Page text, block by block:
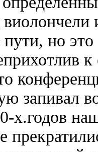
пути, но
запивал
х.годов